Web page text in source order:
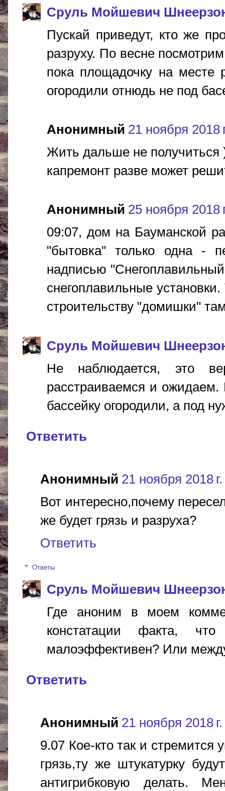
Сруль Мойшевич
Пускай приведут, кто же
разруху. По весне
пока площадочку на месте
огородили отнюдь не под
Анонимный 21 ноября 2018
Жить дальше не получиться
капремонт разве может
Анонимный 25 ноября 2018
09:07, дом на Бауманской
"бытовка" только одна -
надписью
снегоплавильные
строительству "домишки"
Сруль Мойшевич
Не наблюдается, это
расстраиваемся и
бассейку огородили, а под
Ответить
Анонимный 21 ноября 2018
Вот интересно,почему
же будет грязь и разруха?
Ответить
Ответы
Сруль Мойшевич
Где аноним в моем
констатации факта,
малоэффективен? Или
Ответить
Анонимный 21 ноября 2018
9.07 Кое-кто так и стремится
грязь,ту же штукатурку
антигрибковую делать.